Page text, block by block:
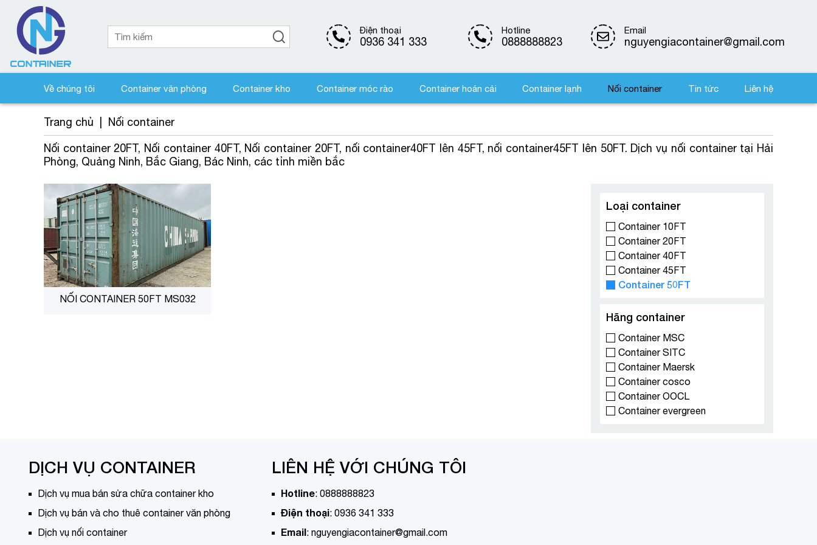
Điện thoại
0936 341 333
Hotline
0888888823
Email
nguyengiacontainer@gmail.com
Về chúng tôi Container văn phòng Container kho Container móc rào Container hoán cải Container lạnh Nối container Tin tức Liên hệ
Trang chủ Nối container
Nối container 20FT, Nối container 40FT, Nối container 20FT, nối container40FT lên 45FT, nối container45FT lên 50FT. Dịch vụ nối container tại Hải
Phòng, Quảng Ninh, Bắc Giang, Bác Ninh, các tỉnh miền bắc
NỐI CONTAINER 50FT MS032
Loại container
Container 10FT
Container 20FT
Container 40FT
Container 45FT
Container 50FT
Hãng container
Container MSC
Container SITC
Container Maersk
Container cosco
Container OOCL
Container evergreen
DỊCH VỤ CONTAINER
Dịch vụ mua bán sửa chữa container kho
Dịch vụ bán và cho thuê container văn phòng
Dịch vụ nối container
LIÊN HỆ VỚI CHÚNG TÔI
Hotline: 0888888823
Điện thoại: 0936 341 333
Email: nguyengiacontainer@gmail.com